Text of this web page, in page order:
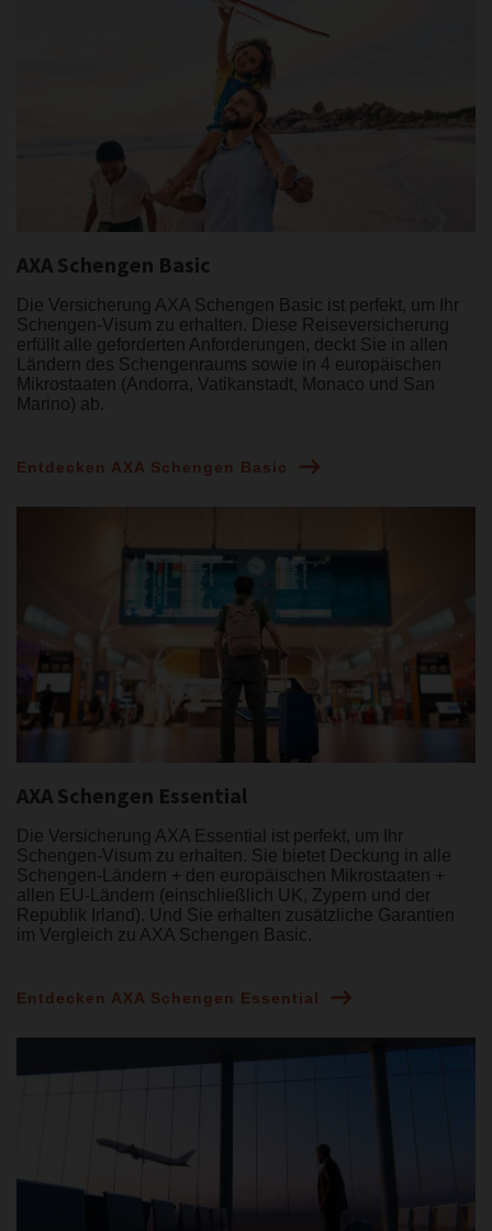
AXA Schengen Basic
Die Versicherung AXA Schengen Basic ist perfekt, um Ihr
Schengen-Visum zu erhalten. Diese Reiseversicherung
erfüllt alle geforderten Anforderungen, deckt Sie in allen
Ländern des Schengenraums sowie in 4 europäischen
Mikrostaaten (Andorra, Vatikanstadt, Monaco und San
Marino) ab.
Entdecken AXA Schengen Basic
AXA Schengen Essential
Die Versicherung AXA Essential ist perfekt, um Ihr
Schengen-Visum zu erhalten. Sie bietet Deckung in alle
Schengen-Ländern + den europäischen Mikrostaaten +
allen EU-Ländern (einschließlich UK, Zypern und der
Republik Irland). Und Sie erhalten zusätzliche Garantien
im Vergleich zu AXA Schengen Basic.
Entdecken AXA Schengen Essential